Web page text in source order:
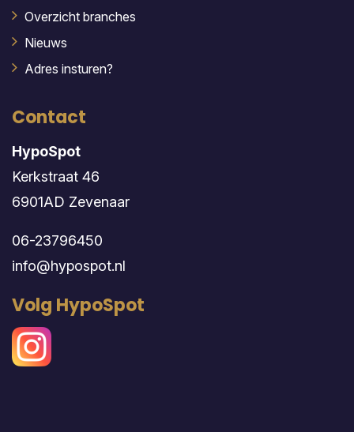
Overzicht branches
Nieuws
Adres insturen?
Contact
HypoSpot
Kerkstraat 46
6901AD Zevenaar
06-23796450
info@hypospot.nl
Volg HypoSpot